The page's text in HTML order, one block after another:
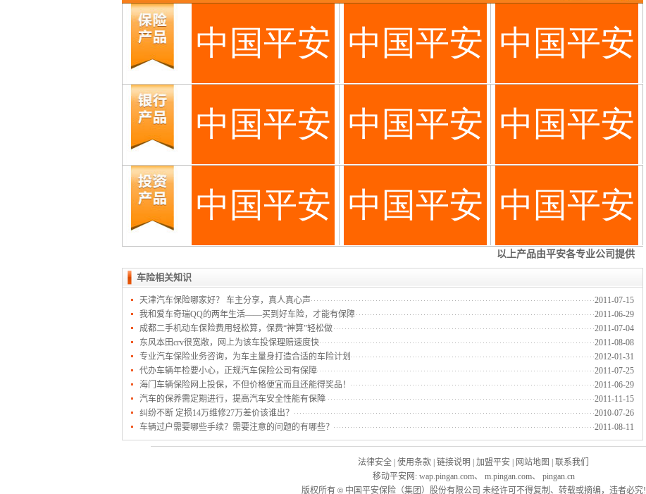
车险相关知识
天津汽车保险哪家好？ 车主分享，真人真心声
2011-07-15
我和爱车奇瑞QQ的两年生活——买到好车险，才能有保障
2011-06-29
成都二手机动车保险费用轻松算，保费“神算”轻松做
2011-07-04
东风本田crv很宽敞，网上为该车投保理赔速度快
2011-08-08
专业汽车保险业务咨询，为车主量身打造合适的车险计划
2012-01-31
代办车辆年检要小心，正规汽车保险公司有保障
2011-07-25
海门车辆保险网上投保，不但价格便宜而且还能得奖品！
2011-06-29
汽车的保养需定期进行，提高汽车安全性能有保障
2011-11-15
纠纷不断 定损14万维修27万差价该谁出？
2010-07-26
车辆过户需要哪些手续？需要注意的问题的有哪些？
2011-08-11
法律安全 使用条款 链接说明 加盟平安 网站地图
联系我们
移动平安网 : wap.pingan.com、 m.pingan.com、 pingan.cn
版权所有 ©中国平安保险（集团）股份有限公司 未经许可不得复制、转载或摘编，违者必究!